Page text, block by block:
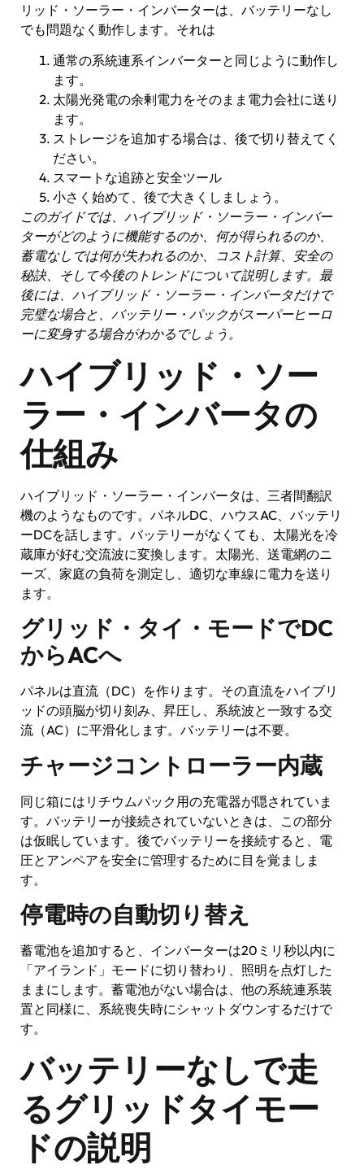
リッド・ソーラー・インバーターは、バッテリーなし
でも問題なく動作します。それは
通常の系統連系インバーターと同じように動作し
ます。
太陽光発電の余剰電力をそのまま電力会社に送り
ます。
ストレージを追加する場合は、後で切り替えてく
ださい。
スマートな追跡と安全ツール
小さく始めて、後で大きくしましょう。
このガイドでは、ハイブリッド・ソーラー・インバー
ターがどのように機能するのか、何が得られるのか、
蓄電なしでは何が失われるのか、コスト計算、安全の
秘訣、そして今後のトレンドについて説明します。最
後には、ハイブリッド・ソーラー・インバータだけで
完璧な場合と、バッテリー・パックがスーパーヒーロ
ーに変身する場合がわかるでしょう。
ハイブリッド・ソー
ラー・インバータの
仕組み
ハイブリッド・ソーラー・インバータは、三者間翻訳
機のようなものです。パネルDC、ハウスAC、バッテリ
ーDCを話します。バッテリーがなくても、太陽光を冷
蔵庫が好む交流波に変換します。太陽光、送電網のニ
ーズ、家庭の負荷を測定し、適切な車線に電力を送り
ます。
グリッド・タイ・モードでDC
からACへ
パネルは直流（DC）を作ります。その直流をハイブリ
ッドの頭脳が切り刻み、昇圧し、系統波と一致する交
流（AC）に平滑化します。バッテリーは不要。
チャージコントローラー内蔵
同じ箱にはリチウムパック用の充電器が隠されていま
す。バッテリーが接続されていないときは、この部分
は仮眠しています。後でバッテリーを接続すると、電
圧とアンペアを安全に管理するために目を覚ましま
す。
停電時の自動切り替え
蓄電池を追加すると、インバーターは20ミリ秒以内に
「アイランド」モードに切り替わり、照明を点灯した
ままにします。蓄電池がない場合は、他の系統連系装
置と同様に、系統喪失時にシャットダウンするだけで
す。
バッテリーなしで走
るグリッドタイモー
ドの説明